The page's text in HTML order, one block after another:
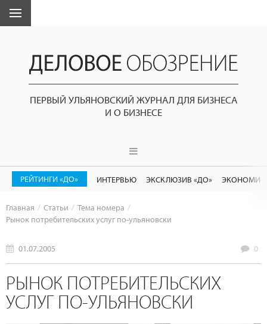
ПЕРВЫЙ УЛЬЯНОВСКИЙ ЖУРНАЛ ДЛЯ БИЗНЕСА
И О БИЗНЕСЕ
РЕЙТИНГИ «ДО» ИНТЕРВЬЮ ЭКСКЛЮЗИВ «ДО»
Главная Статьи
Тема номера
Рынок потребительских услуг по-ульяновски
01.07.2005 0
РЫНОК ПОТРЕБИТЕЛЬСКИХ
УСЛУГ ПО-УЛЬЯНОВСКИ